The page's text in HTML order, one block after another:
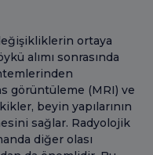
ortaya
alımı sonrasında
görüntüleme (MRI) ve
beyin yapılarının
sağlar. Radyolojik
diğer olası